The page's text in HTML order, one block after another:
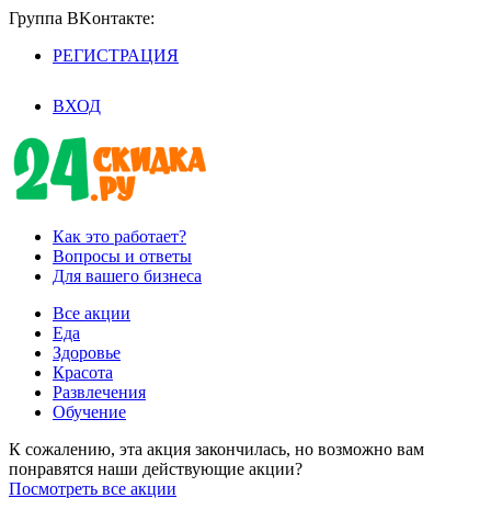
Группа BKoнтaктe:
РЕГИСТРАЦИЯ
ВХОД
Как это работает?
Вопросы и ответы
Для вашего бизнеса
Все акции
Еда
Здоровье
Красота
Развлечения
Обучение
К сожалению, эта акция закончилась, но возможно вам
понравятся наши действующие акции?
Посмотреть все акции